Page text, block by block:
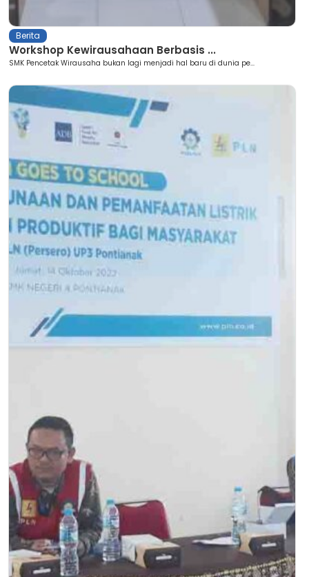
Berita
Workshop Kewirausahaan Berbasis ...
SMK Pencetak Wirausaha bukan lagi menjadi hal baru di dunia pe...